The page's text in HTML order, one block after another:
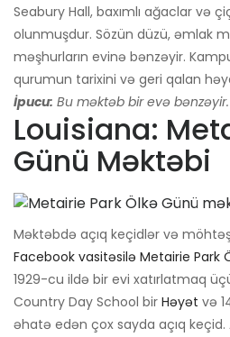
Seabury Hall, baxımlı ağaclar və
olunmuşdur. Sözün düzü, əmlak
məşhurların evinə bənzəyir.
qurumun tarixini və geri qalan
İpucu: Bu məktəb bir evə bənzəyir.
Louisiana:
Günü Məktəbi
Məktəbdə açıq keçidlər və
Facebook vasitəsilə Metairie Park
1929-cu ildə bir evi xatırlatmaq
Country Day School bir Həyət və
əhatə edən çox sayda açıq